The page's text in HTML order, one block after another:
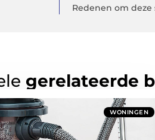
Redenen om
gerelateerde
WONINGEN